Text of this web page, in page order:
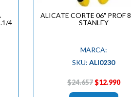
4
ALICATE CORTE 06" PROF
STANLEY
MARCA:
SKU:ALI0230
$24.657$12.990